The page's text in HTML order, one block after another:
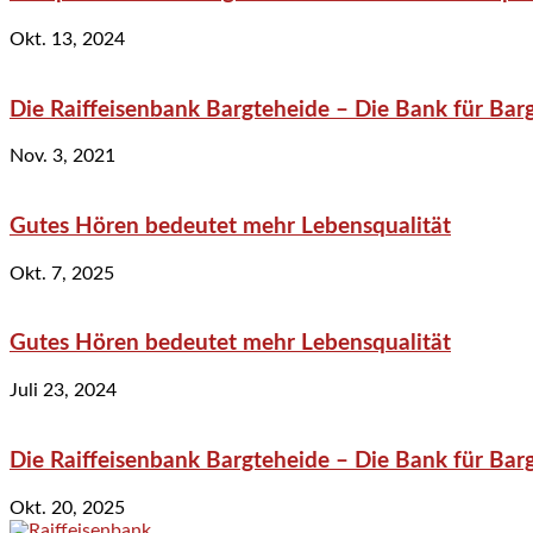
Okt. 13, 2024
Die Raiffeisenbank Bargteheide – Die Bank für
Nov. 3, 2021
Gutes Hören bedeutet mehr Lebensqualität
Okt. 7, 2025
Gutes Hören bedeutet mehr Lebensqualität
Juli 23, 2024
Die Raiffeisenbank Bargteheide – Die Bank für
Okt. 20, 2025